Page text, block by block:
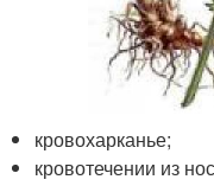
кровохарканье;
кровотечении из